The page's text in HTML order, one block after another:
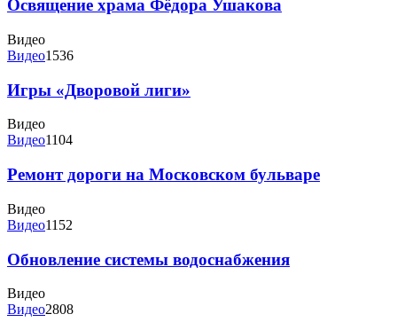
Освящение храма Фёдора Ушакова
Видео
Видео1536
Игры «Дворовой лиги»
Видео
Видео1104
Ремонт дороги на Московском бульваре
Видео
Видео1152
Обновление системы водоснабжения
Видео
Видео2808